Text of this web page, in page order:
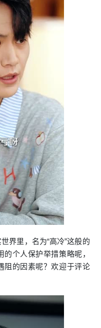
界里，名为“高冷”这般的
个人保护举措策略呢，
阻的因素呢？欢迎于评论